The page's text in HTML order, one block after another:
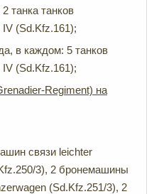
танка танков
(Sd.Kfz.161);
в каждом: 5 танков
(Sd.Kfz.161);
Regiment) на
связи leichter
3), 2 бронемашины
(Sd.Kfz.251/3), 2